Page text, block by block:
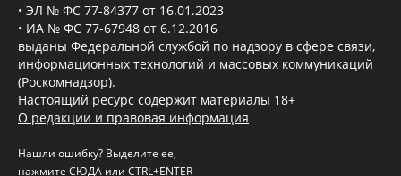
• ЭЛ № ФС 77-84377 от 16.01.2023
• ИА № ФС 77-67948 от 6.12.2016
выданы Федеральной службой по надзору в сфере связи,
информационных технологий и массовых коммуникаций
(Роскомнадзор).
Настоящий ресурс содержит материалы 18+
О редакции и правовая информация
Нашли ошибку? Выделите ее,
нажмите СЮДА или CTRL+ENTER